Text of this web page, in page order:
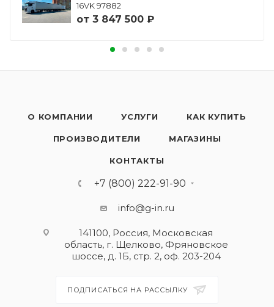
16VK 97882
от 3 847 500 ₽
О КОМПАНИИ УСЛУГИ КАК КУПИТЬ
ПРОИЗВОДИТЕЛИ МАГАЗИНЫ
КОНТАКТЫ
+7 (800) 222-91-90
info@g-in.ru
141100, Россия, Московская
область, г. Щелково, Фряновское
шоссе, д. 1Б, стр. 2, оф. 203-204
ПОДПИСАТЬСЯ НА РАССЫЛКУ